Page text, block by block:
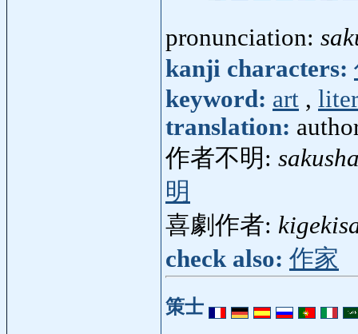
pronunciation:
kanji characters:
keyword: art ,
translation:
作者不明:
明
喜劇作者:
check also: 作家
策士